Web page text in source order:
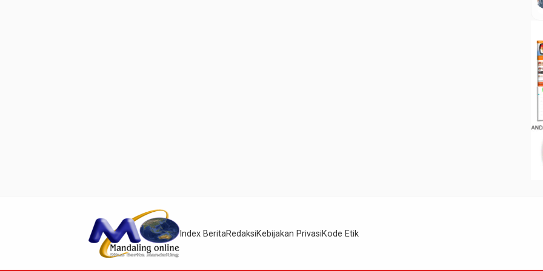
Index BeritaRedaksiKebijakan PrivasiKode Etik